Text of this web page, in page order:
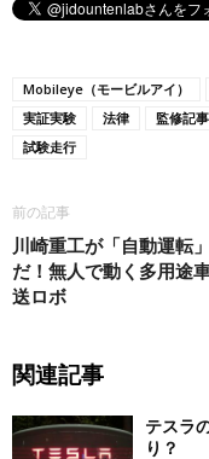
Mobileye（モービルアイ）
実証実験
法律 監修記事
試験走行
前の記事
川崎重工が「自動運転
だ！無人で動く多用途
送ロボ
関連記事
テスラ
り？